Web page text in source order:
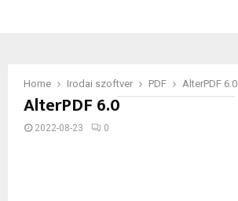
Home Irodai szoftver PDF AlterPDF 6.0
AlterPDF 6.0
2022-08-23 0